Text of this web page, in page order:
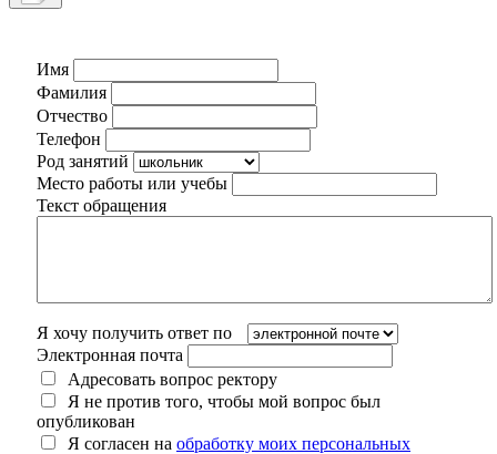
Имя
Фамилия
Отчество
Телефон
Род занятий
Место работы или учебы
Текст обращения
Я хочу получить ответ по
Электронная почта
Адресовать вопрос ректору
Я не против того, чтобы мой вопрос был
опубликован
Я согласен на обработку моих персональных